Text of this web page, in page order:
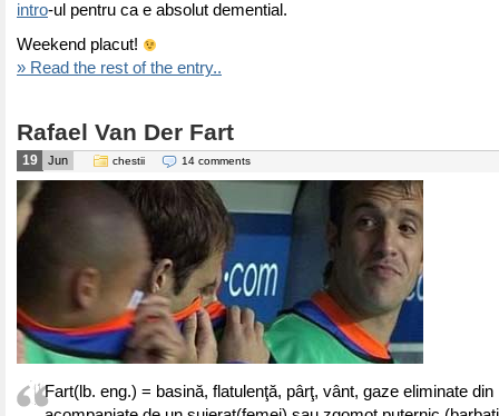
intro-ul pentru ca e absolut demential.
Weekend placut!
» Read the rest of the entry..
Rafael Van Der Fart
19 Jun chestii 14 comments
Fart(lb. eng.) = basină, flatulenţă, pârţ, vânt, gaze eliminate din